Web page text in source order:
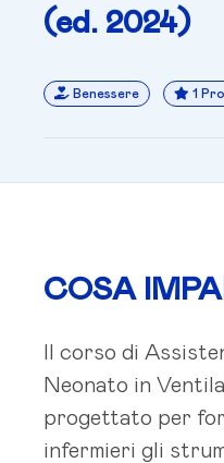
(ed. 2024)
Benessere 1
COSA
Il corso di
Neonato in
progettato per
infermieri gli